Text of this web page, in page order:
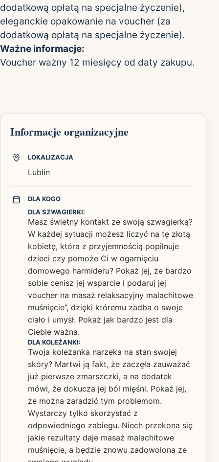
dodatkową opłatą na specjalne życzenie),
eleganckie opakowanie na voucher (za
dodatkową opłatą na specjalne życzenie).
Ważne informacje:
Voucher ważny 12 miesięcy od daty zakupu.
Informacje organizacyjne
LOKALIZACJA
Lublin
DLA KOGO
DLA SZWAGIERKI:
Masz świetny kontakt ze swoją szwagierką?
W każdej sytuacji możesz liczyć na tę złotą
kobietę, która z przyjemnością popilnuje
dzieci czy pomoże Ci w ogarnięciu
domowego harmideru? Pokaż jej, że bardzo
sobie cenisz jej wsparcie i podaruj jej
voucher na masaż relaksacyjny malachitowe
muśnięcie”, dzięki któremu zadba o swoje
ciało i umysł. Pokaż jak bardzo jest dla
Ciebie ważna.
DLA KOLEŻANKI:
Twoja koleżanka narzeka na stan swojej
skóry? Martwi ją fakt, że zaczęła zauważać
już pierwsze zmarszczki, a na dodatek
mówi, że dokucza jej ból mięśni. Pokaż jej,
że można zaradzić tym problemom.
Wystarczy tylko skorzystać z
odpowiedniego zabiegu. Niech przekona się
jakie rezultaty daje masaż malachitowe
muśnięcie, a będzie znowu zadowolona ze